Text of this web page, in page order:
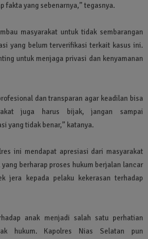
fakta yang sebenarnya,” tegasnya.
masyarakat untuk tidak sembarangan
yang belum terverifikasi terkait kasus ini.
untuk menjaga privasi dan kenyamanan
dan transparan agar keadilan bisa
juga harus bijak, jangan sampai
yang tidak benar,” katanya.
ini mendapat apresiasi dari masyarakat
berharap proses hukum berjalan lancar
jera kepada pelaku kekerasan terhadap
anak menjadi salah satu perhatian
hukum. Kapolres Nias Selatan pun